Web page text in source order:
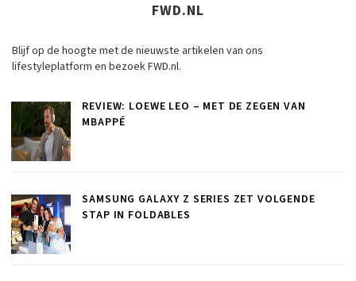
FWD.NL
Blijf op de hoogte met de nieuwste artikelen van ons
lifestyleplatform en bezoek FWD.nl.
REVIEW: LOEWE LEO – MET DE ZEGEN VAN
MBAPPÉ
SAMSUNG GALAXY Z SERIES ZET VOLGENDE
STAP IN FOLDABLES